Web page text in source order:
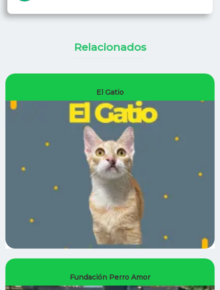
Relacionados
El Gatio
Fundación Perro Amor